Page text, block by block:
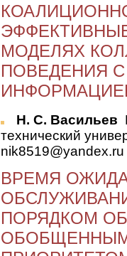
МОДЕЛЯХ
ПОВЕДЕНИЯ
Н. С. Васильев
технический
nik8519@yandex.ru
ВРЕМЯ
ПОРЯДКОМ